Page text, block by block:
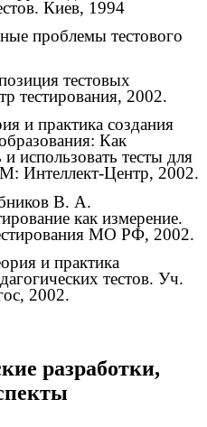
Киев, 1994
проблемы тестового
тестовых
тестирования, 2002.
и практика создания
Как
использовать тесты для
Интеллект-Центр, 2002.
В. А.
как измерение.
МО РФ, 2002.
и практика
тестов. Уч.
2002.
разработки,